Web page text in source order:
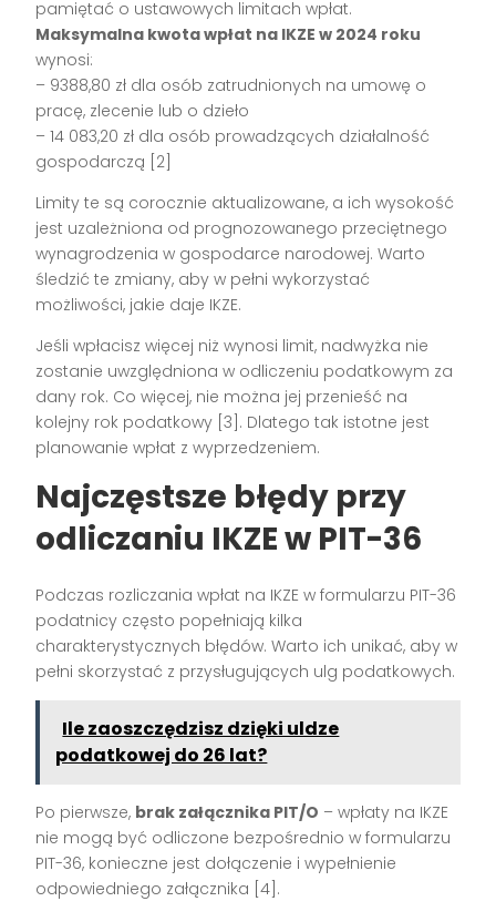
pamiętać o ustawowych limitach wpłat.
Maksymalna kwota wpłat na IKZE w 2024 roku
wynosi:
– 9388,80 zł dla osób zatrudnionych na umowę o
pracę, zlecenie lub o dzieło
– 14 083,20 zł dla osób prowadzących działalność
gospodarczą [2]
Limity te są corocznie aktualizowane, a ich wysokość
jest uzależniona od prognozowanego przeciętnego
wynagrodzenia w gospodarce narodowej. Warto
śledzić te zmiany, aby w pełni wykorzystać
możliwości, jakie daje IKZE.
Jeśli wpłacisz więcej niż wynosi limit, nadwyżka nie
zostanie uwzględniona w odliczeniu podatkowym za
dany rok. Co więcej, nie można jej przenieść na
kolejny rok podatkowy [3]. Dlatego tak istotne jest
planowanie wpłat z wyprzedzeniem.
Najczęstsze błędy przy
odliczaniu IKZE w PIT-36
Podczas rozliczania wpłat na IKZE w formularzu PIT-36
podatnicy często popełniają kilka
charakterystycznych błędów. Warto ich unikać, aby w
pełni skorzystać z przysługujących ulg podatkowych.
Ile zaoszczędzisz dzięki uldze
podatkowej do 26 lat?
Po pierwsze, brak załącznika PIT/O – wpłaty na IKZE
nie mogą być odliczone bezpośrednio w formularzu
PIT-36, konieczne jest dołączenie i wypełnienie
odpowiedniego załącznika [4].